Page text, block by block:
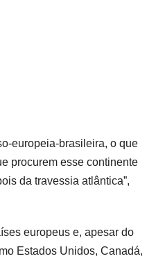
europeia-brasileira, o que
procurem esse continente
da travessia atlântica”,
europeus e, apesar do
Estados Unidos, Canadá,